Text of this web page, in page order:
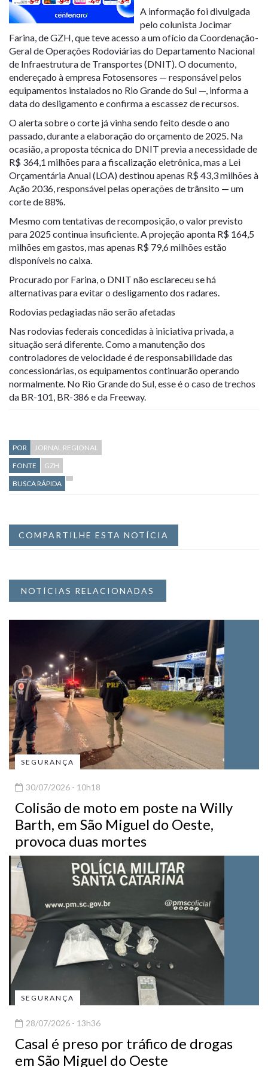
A informação foi divulgada
pelo colunista Jocimar
Farina, de GZH, que teve acesso a um ofício da Coordenação-
Geral de Operações Rodoviárias do Departamento Nacional
de Infraestrutura de Transportes (DNIT). O documento,
endereçado à empresa Fotosensores — responsável pelos
equipamentos instalados no Rio Grande do Sul —, informa a
data do desligamento e confirma a escassez de recursos.
O alerta sobre o corte já vinha sendo feito desde o ano
passado, durante a elaboração do orçamento de 2025. Na
ocasião, a proposta técnica do DNIT previa a necessidade de
R$ 364,1 milhões para a fiscalização eletrônica, mas a Lei
Orçamentária Anual (LOA) destinou apenas R$ 43,3 milhões à
Ação 2036, responsável pelas operações de trânsito — um
corte de 88%.
Mesmo com tentativas de recomposição, o valor previsto
para 2025 continua insuficiente. A projeção aponta R$ 164,5
milhões em gastos, mas apenas R$ 79,6 milhões estão
disponíveis no caixa.
Procurado por Farina, o DNIT não esclareceu se há
alternativas para evitar o desligamento dos radares.
Rodovias pedagiadas não serão afetadas
Nas rodovias federais concedidas à iniciativa privada, a
situação será diferente. Como a manutenção dos
controladores de velocidade é de responsabilidade das
concessionárias, os equipamentos continuarão operando
normalmente. No Rio Grande do Sul, esse é o caso de trechos
da BR-101, BR-386 e da Freeway.
POR
JORNAL REGIONAL
FONTE
GZH
BUSCA RÁPIDA
COMPARTILHE ESTA NOTÍCIA
NOTÍCIAS RELACIONADAS
SEGURANÇA
30/07/2026 - 10h18
Colisão de moto em poste na Willy
Barth, em São Miguel do Oeste,
provoca duas mortes
SEGURANÇA
28/07/2026 - 13h36
Casal é preso por tráfico de drogas
em São Miguel do Oeste